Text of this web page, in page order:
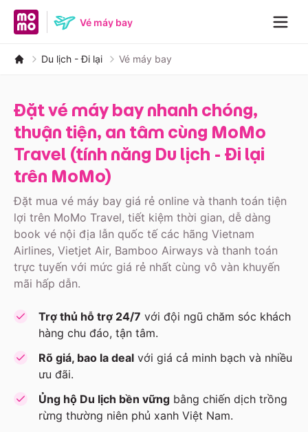
MoMo home pageVé máy bay
Du lịch - Đi lại Vé máy bay
Đặt vé máy bay nhanh chóng,
thuận tiện, an tâm cùng MoMo
Travel (tính năng Du lịch - Đi lại
trên MoMo)
Đặt mua vé máy bay giá rẻ online và thanh toán tiện
lợi trên MoMo Travel, tiết kiệm thời gian, dễ dàng
book vé nội địa lẫn quốc tế các hãng Vietnam
Airlines, Vietjet Air, Bamboo Airways và thanh toán
trực tuyến với mức giá rẻ nhất cùng vô vàn khuyến
mãi hấp dẫn.
Trợ thủ hỗ trợ 24/7 với đội ngũ chăm sóc khách
hàng chu đáo, tận tâm.
Rõ giá, bao la deal với giá cả minh bạch và nhiều
ưu đãi.
Ủng hộ Du lịch bền vững bằng chiến dịch trồng
rừng thường niên phủ xanh Việt Nam.